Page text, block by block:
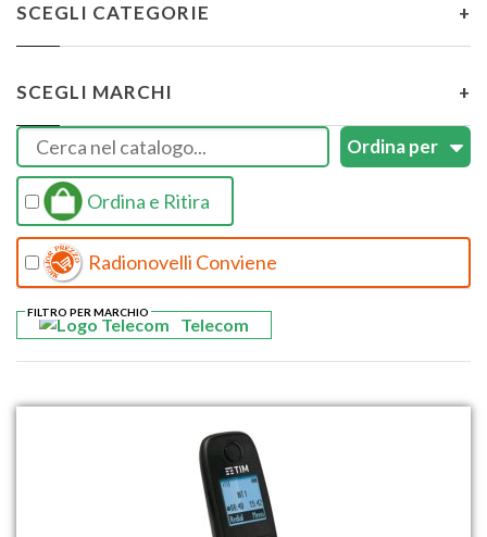
SCEGLI CATEGORIE +
SCEGLI MARCHI +
Ordina e Ritira
Radionovelli Conviene
Telecom
FILTRO PER MARCHIO